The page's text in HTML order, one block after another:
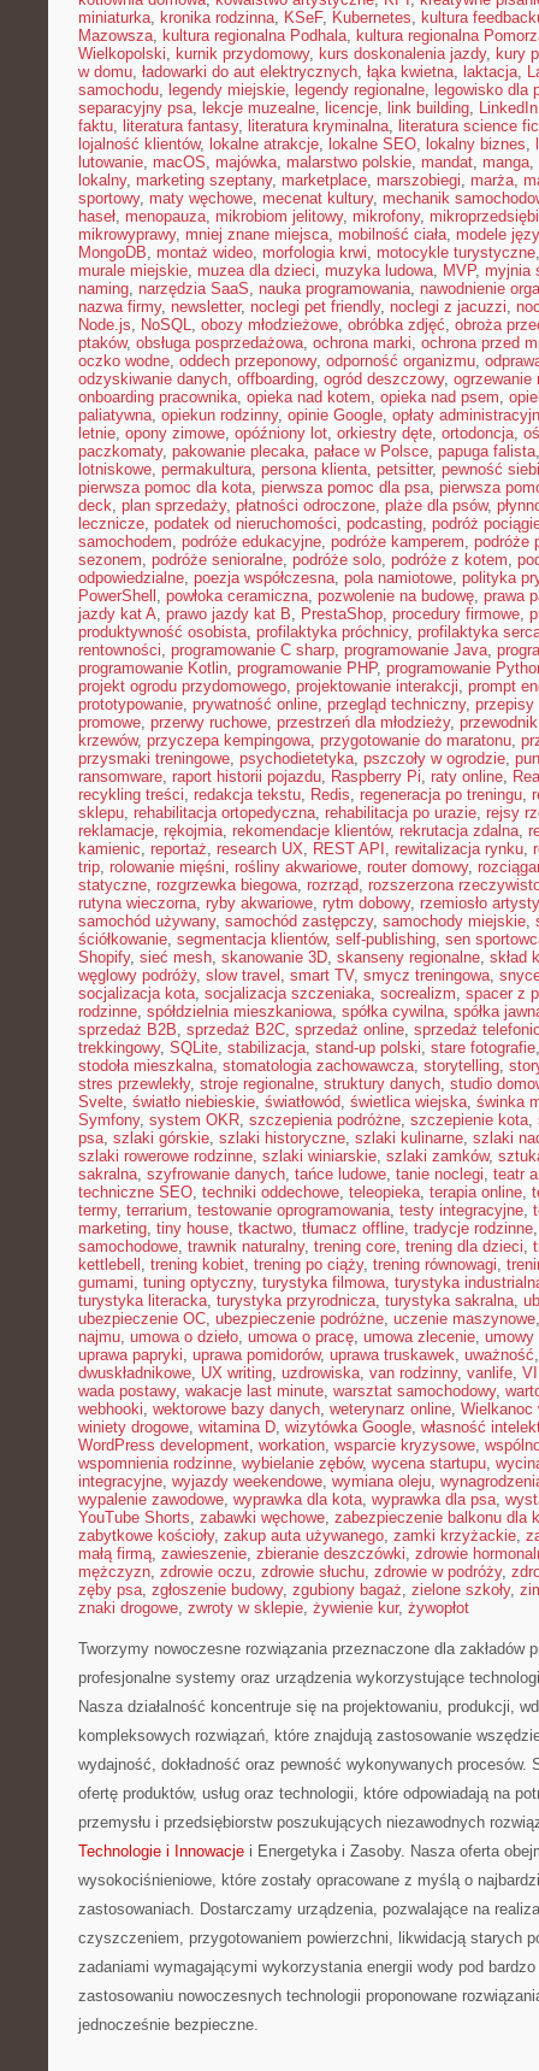
miniaturka, kronika rodzinna, KSeF, Kubernetes, kultura
Mazowsza, kultura regionalna Podhala, kultura regionalna
Wielkopolski, kurnik przydomowy, kurs doskonalenia jazdy, kury
w domu, ładowarki do aut elektrycznych, łąka kwietna, laktacja,
samochodu, legendy miejskie, legendy regionalne, legowisko dla
separacyjny psa, lekcje muzealne, licencje, link building,
faktu, literatura fantasy, literatura kryminalna, literatura science
lojalność klientów, lokalne atrakcje, lokalne SEO, lokalny biznes,
lutowanie, macOS, majówka, malarstwo polskie, mandat, manga,
lokalny, marketing szeptany, marketplace, marszobiegi, marża,
sportowy, maty węchowe, mecenat kultury, mechanik
haseł, menopauza, mikrobiom jelitowy, mikrofony,
mikrowyprawy, mniej znane miejsca, mobilność ciała, modele
MongoDB, montaż wideo, morfologia krwi, motocykle turystyczne
murale miejskie, muzea dla dzieci, muzyka ludowa, MVP, myjnia
naming, narzędzia SaaS, nauka programowania, nawodnienie
nazwa firmy, newsletter, noclegi pet friendly, noclegi z jacuzzi,
Node.js, NoSQL, obozy młodzieżowe, obróbka zdjęć, obroża
ptaków, obsługa posprzedażowa, ochrona marki, ochrona przed
oczko wodne, oddech przeponowy, odporność organizmu,
odzyskiwanie danych, offboarding, ogród deszczowy, ogrzewanie
onboarding pracownika, opieka nad kotem, opieka nad psem,
paliatywna, opiekun rodzinny, opinie Google, opłaty
letnie, opony zimowe, opóźniony lot, orkiestry dęte, ortodoncja,
paczkomaty, pakowanie plecaka, pałace w Polsce, papuga falista
lotniskowe, permakultura, persona klienta, petsitter, pewność
pierwsza pomoc dla kota, pierwsza pomoc dla psa, pierwsza
deck, plan sprzedaży, płatności odroczone, plaże dla psów,
lecznicze, podatek od nieruchomości, podcasting, podróż
samochodem, podróże edukacyjne, podróże kamperem, podróże
sezonem, podróże senioralne, podróże solo, podróże z kotem,
odpowiedzialne, poezja współczesna, pola namiotowe, polityka
PowerShell , powłoka ceramiczna, pozwolenie na budowę, prawa
jazdy kat A, prawo jazdy kat B, PrestaShop, procedury firmowe,
produktywność osobista, profilaktyka próchnicy, profilaktyka
rentowności, programowanie C sharp, programowanie Java,
programowanie Kotlin, programowanie PHP, programowanie
projekt ogrodu przydomowego, projektowanie interakcji, prompt
prototypowanie, prywatność online, przegląd techniczny, przepisy
promowe, przerwy ruchowe, przestrzeń dla młodzieży,
krzewów, przyczepa kempingowa, przygotowanie do maratonu,
przysmaki treningowe, psychodietetyka, pszczoły w ogrodzie,
ransomware, raport historii pojazdu, Raspberry Pi, raty online,
recykling treści, redakcja tekstu, Redis, regeneracja po treningu,
sklepu, rehabilitacja ortopedyczna, rehabilitacja po urazie, rejsy
reklamacje, rękojmia, rekomendacje klientów, rekrutacja zdalna,
kamienic, reportaż, research UX, REST API , rewitalizacja rynku,
trip, rolowanie mięśni, rośliny akwariowe, router domowy,
statyczne, rozgrzewka biegowa, rozrząd, rozszerzona
rutyna wieczorna, ryby akwariowe, rytm dobowy, rzemiosło
samochód używany, samochód zastępczy, samochody miejskie,
ściółkowanie, segmentacja klientów, self-publishing, sen
Shopify, sieć mesh, skanowanie 3D, skanseny regionalne, skład
węglowy podróży, slow travel , smart TV, smycz treningowa,
socjalizacja kota, socjalizacja szczeniaka, socrealizm, spacer z
rodzinne, spółdzielnia mieszkaniowa, spółka cywilna, spółka
sprzedaż B2B, sprzedaż B2C, sprzedaż online, sprzedaż
trekkingowy, SQLite, stabilizacja, stand-up polski, stare fotografie
stodoła mieszkalna, stomatologia zachowawcza, storytelling,
stres przewlekły, stroje regionalne, struktury danych, studio
Svelte, światło niebieskie, światłowód, świetlica wiejska, świnka
Symfony, system OKR, szczepienia podróżne, szczepienie kota,
psa, szlaki górskie, szlaki historyczne, szlaki kulinarne, szlaki
szlaki rowerowe rodzinne, szlaki winiarskie, szlaki zamków,
sakralna, szyfrowanie danych, tańce ludowe, tanie noclegi, teatr
techniczne SEO, techniki oddechowe, teleopieka, terapia online,
termy, terrarium, testowanie oprogramowania, testy integracyjne,
marketing, tiny house, tkactwo, tłumacz offline, tradycje rodzinne
samochodowe, trawnik naturalny, trening core, trening dla dzieci,
kettlebell , trening kobiet, trening po ciąży, trening równowagi,
gumami, tuning optyczny, turystyka filmowa, turystyka
turystyka literacka, turystyka przyrodnicza, turystyka sakralna,
ubezpieczenie OC, ubezpieczenie podróżne, uczenie maszynowe
najmu, umowa o dzieło, umowa o pracę, umowa zlecenie, umowy
uprawa papryki, uprawa pomidorów, uprawa truskawek, uważność
dwuskładnikowe, UX writing, uzdrowiska, van rodzinny, vanlife,
wada postawy, wakacje last minute, warsztat samochodowy,
webhooki, wektorowe bazy danych, weterynarz online, Wielkanoc
winiety drogowe, witamina D, wizytówka Google, własność
WordPress development, workation, wsparcie kryzysowe,
wspomnienia rodzinne, wybielanie zębów, wycena startupu,
integracyjne, wyjazdy weekendowe, wymiana oleju,
wypalenie zawodowe, wyprawka dla kota, wyprawka dla psa,
YouTube Shorts, zabawki węchowe, zabezpieczenie balkonu dla
zabytkowe kościoły, zakup auta używanego, zamki krzyżackie,
małą firmą, zawieszenie, zbieranie deszczówki, zdrowie
mężczyzn, zdrowie oczu, zdrowie słuchu, zdrowie w podróży,
zęby psa, zgłoszenie budowy, zgubiony bagaż, zielone szkoły,
znaki drogowe, zwroty w sklepie, żywienie kur, żywopłot
Tworzymy nowoczesne rozwiązania przeznaczone dla zakładów
profesjonalne systemy oraz urządzenia wykorzystujące
Nasza działalność koncentruje się na projektowaniu, produkcji,
kompleksowych rozwiązań, które znajdują zastosowanie
wydajność, dokładność oraz pewność wykonywanych procesów.
ofertę produktów, usług oraz technologii, które odpowiadają na
przemysłu i przedsiębiorstw poszukujących niezawodnych
Technologie i Innowacje i Energetyka i Zasoby. Nasza oferta
wysokociśnieniowe, które zostały opracowane z myślą o
zastosowaniach. Dostarczamy urządzenia, pozwalające na
czyszczeniem, przygotowaniem powierzchni, likwidacją starych
zadaniami wymagającymi wykorzystania energii wody pod
zastosowaniu nowoczesnych technologii proponowane
jednocześnie bezpieczne.